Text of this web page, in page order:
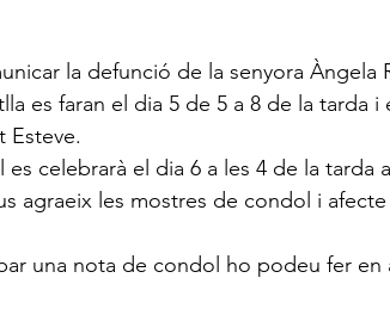
la defunció de la senyora Àngela
es faran el dia 5 de 5 a 8 de la tarda i
Esteve.
es celebrarà el dia 6 a les 4 de la tarda
agraeix les mostres de condol i
una nota de condol ho podeu fer en